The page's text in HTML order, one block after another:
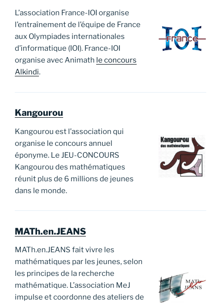
L’association France-IOI organise
l’entraînement de l’équipe de France
aux Olympiades internationales
d’informatique (IOI). France-IOI
organise avec Animath le concours
Alkindi.
Kangourou
Kangourou est l’association qui
organise le concours annuel
éponyme. Le JEU-CONCOURS
Kangourou des mathématiques
réunit plus de 6 millions de jeunes
dans le monde.
MATh.en.JEANS
MATh.en.JEANS fait vivre les
mathématiques par les jeunes, selon
les principes de la recherche
mathématique. L’association MeJ
impulse et coordonne des ateliers de